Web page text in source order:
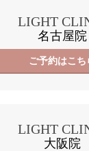
LIGHT
名古屋院
ご予約はこち
LIGHT
大阪院